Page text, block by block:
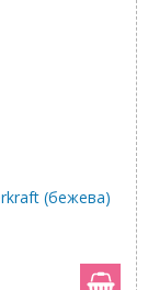
(бежева)